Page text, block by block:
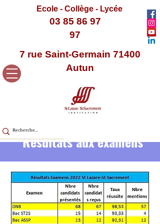
Ecole - Collège - Lycée
03 85 86 97
97
7 rue Saint-Germain 71400
Autun
Résultats aux examens